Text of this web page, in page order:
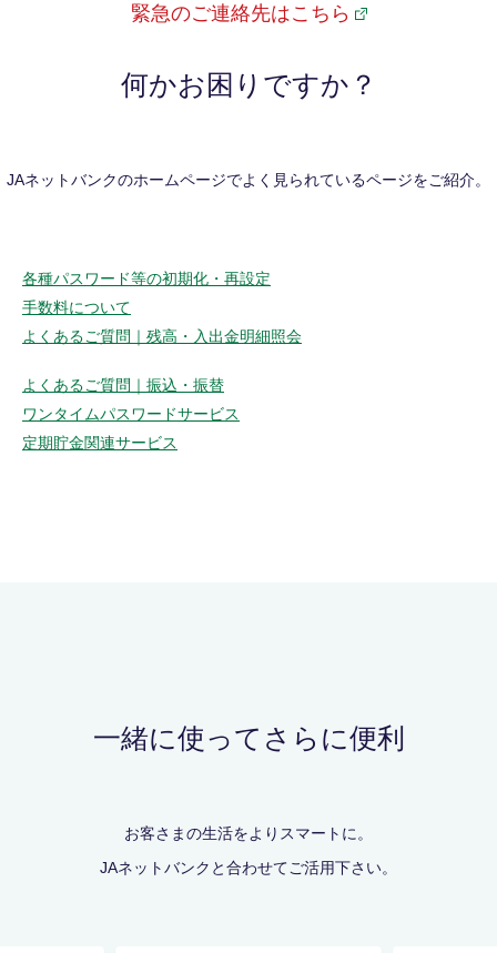
緊急のご連絡先はこちら
何かお困りですか？
JAネットバンクのホームページでよく見られているページをご紹介。
各種パスワード等の初期化・再設定
手数料について
よくあるご質問｜残高・入出金明細照会
よくあるご質問｜振込・振替
ワンタイムパスワードサービス
定期貯金関連サービス
一緒に使ってさらに便利
お客さまの生活をよりスマートに。
JAネットバンクと合わせてご活用下さい。